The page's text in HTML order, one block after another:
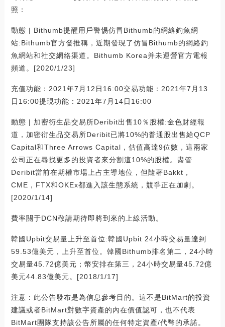
照：
動態 | Bithumb提醒用戶警惕仿冒Bithumb的網絡釣魚網
站:Bithumb官方發推稱，近期發現了仿冒Bithumb的網絡釣
魚網站和社交網絡渠道。Bithumb Korea并未運營官方電報
頻道。[2020/1/23]
充值功能：2021年7月12日16:00交易功能：2021年7月13
日16:00提現功能：2021年7月14日16:00
動態 | 加密衍生品交易所Deribit出售10％股權:金色財經報
道，加密衍生品交易所Deribit已將10%的普通股出售給QCP
Capital和Three Arrows Capital，估值高達9位數，這兩家
公司正在尋找更多的投資者來分割這10%的股權。盡管
Deribit當前在期權市場上占主導地位，但隨著Bakkt，
CME，FTX和OKEx都進入該生態系統，競爭正在加劇。
[2020/1/14]
費率關于DCN敬請期待即將到來的上線活動。
韓國Upbit交易量上升至首位:韓國Upbit 24小時交易量達到
59.53億美元，上升至首位。韓國Bithumb排名第二，24小時
交易量45.72億美元；幣安排在第三，24小時交易量45.72億
美元44.83億美元。[2018/1/17]
注意：此公告發布是為信息參考目的。這不是BitMart的投資
建議或者BitMart對數字資產的內在價值認可，也不代表
BitMart團隊支持該公告所屬的任何特定資產/代幣的承諾。